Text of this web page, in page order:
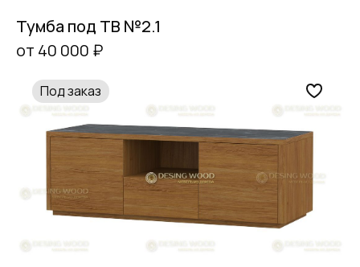
Тумба под ТВ №2.1
от 40 000 ₽
Под заказ